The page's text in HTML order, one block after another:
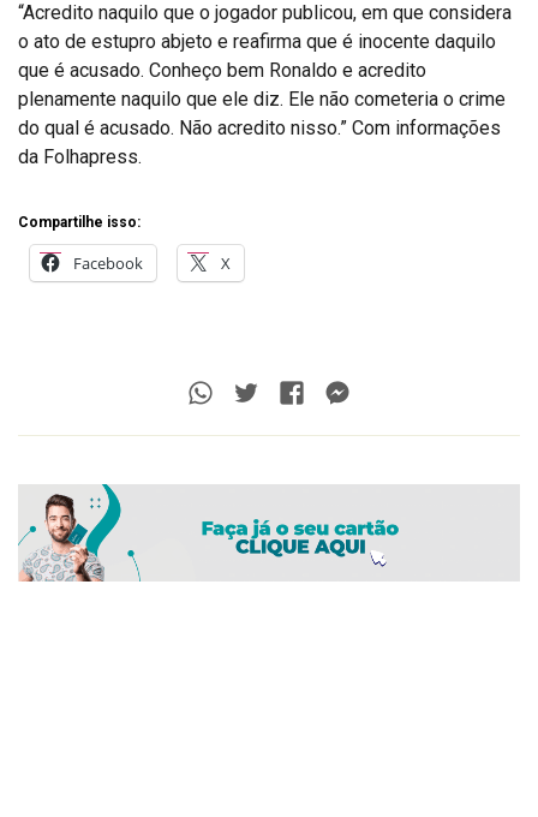
“Acredito naquilo que o jogador publicou, em que considera
o ato de estupro abjeto e reafirma que é inocente daquilo
que é acusado. Conheço bem Ronaldo e acredito
plenamente naquilo que ele diz. Ele não cometeria o crime
do qual é acusado. Não acredito nisso.” Com informações
da Folhapress.
Compartilhe isso:
Facebook X
Whatsapp
TwitterFacebook